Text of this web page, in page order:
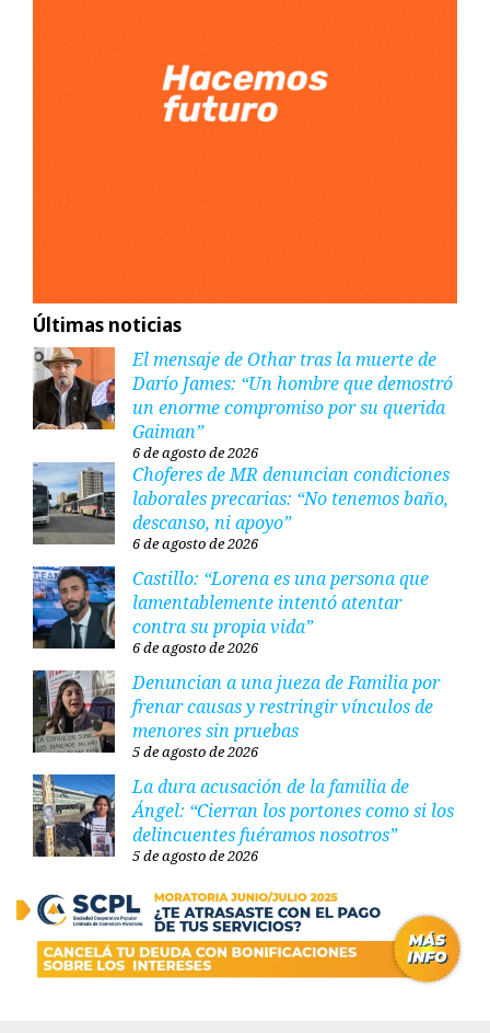
Últimas noticias
El mensaje de Othar tras la muerte de
Darío James: “Un hombre que demostró
un enorme compromiso por su querida
Gaiman”
6 de agosto de 2026
Choferes de MR denuncian condiciones
laborales precarias: “No tenemos baño,
descanso, ni apoyo”
6 de agosto de 2026
Castillo: “Lorena es una persona que
lamentablemente intentó atentar
contra su propia vida”
6 de agosto de 2026
Denuncian a una jueza de Familia por
frenar causas y restringir vínculos de
menores sin pruebas
5 de agosto de 2026
La dura acusación de la familia de
Ángel: “Cierran los portones como si los
delincuentes fuéramos nosotros”
5 de agosto de 2026